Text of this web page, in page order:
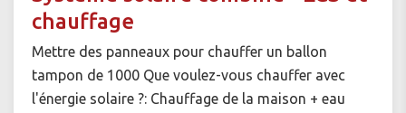
chauffage
Mettre des panneaux pour chauffer un ballon
tampon de 1000 Que voulez-vous chauffer avec
l'énergie solaire ?: Chauffage de la maison + eau